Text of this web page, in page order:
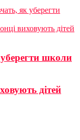
як уберегти
виховують дітей
школи
дітей